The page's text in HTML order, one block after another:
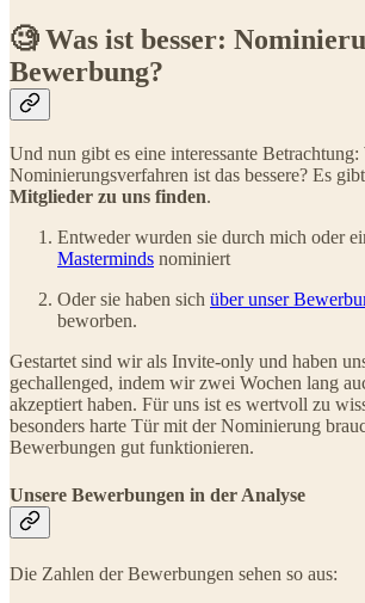
🧐 Was ist besser:
Bewerbung?
Und nun gibt es eine interessante Betrachtung:
Nominierungsverfahren ist das bessere? Es gibt
Mitglieder zu uns finden.
Entweder wurden sie durch mich oder
Masterminds nominiert
Oder sie haben sich über unser
beworben.
Gestartet sind wir als Invite-only und haben
gechallenged, indem wir zwei Wochen lang
akzeptiert haben. Für uns ist es wertvoll zu
besonders harte Tür mit der Nominierung
Bewerbungen gut funktionieren.
Unsere Bewerbungen in der Analyse
Die Zahlen der Bewerbungen sehen so aus: